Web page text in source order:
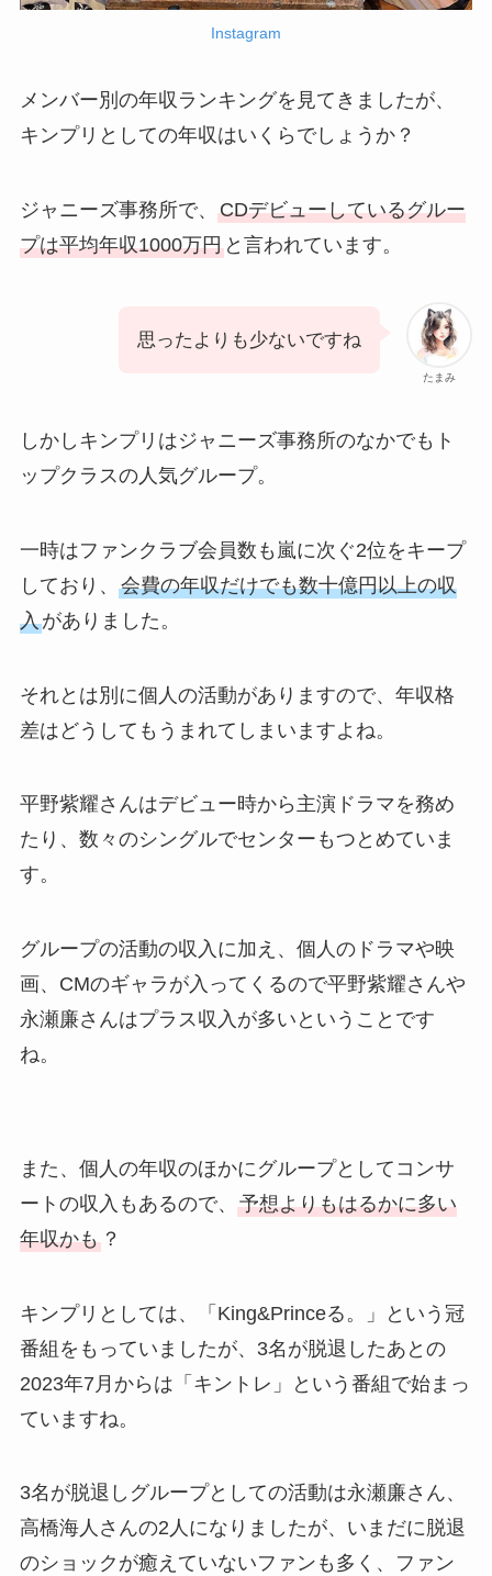
Instagram
メンバー別の年収ランキングを見てきましたが、
キンプリとしての年収はいくらでしょうか？
ジャニーズ事務所で、 CDデビューしているグルー
プは平均年収1000万円と言われています。
たまみ
思ったよりも少ないですね
しかしキンプリはジャニーズ事務所のなかでもト
ップクラスの人気グループ。
一時はファンクラブ会員数も嵐に次ぐ2位をキープ
しており、 会費の年収だけでも数十億円以上の収
入がありました。
それとは別に個人の活動がありますので、年収格
差はどうしてもうまれてしまいますよね。
平野紫耀さんはデビュー時から主演ドラマを務め
たり、数々のシングルでセンターもつとめていま
す。
グループの活動の収入に加え、個人のドラマや映
画、CMのギャラが入ってくるので平野紫耀さんや
永瀬廉さんはプラス収入が多いということです
ね。
また、個人の年収のほかにグループとしてコンサ
ートの収入もあるので、 予想よりもはるかに多い
年収かも？
キンプリとしては、「King&Princeる。」という冠
番組をもっていましたが、3名が脱退したあとの
2023年7月からは「キントレ」という番組で始まっ
ていますね。
3名が脱退しグループとしての活動は永瀬廉さん、
高橋海人さんの2人になりましたが、いまだに脱退
のショックが癒えていないファンも多く、ファン